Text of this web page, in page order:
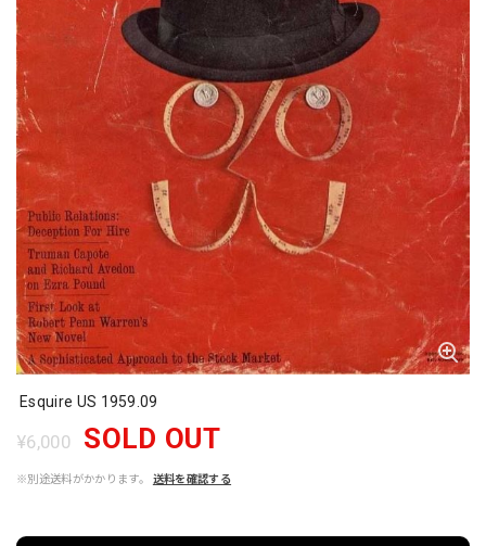
Esquire US 1959.09
¥6,000 SOLD OUT
※別途送料がかかります。 送料を確認する